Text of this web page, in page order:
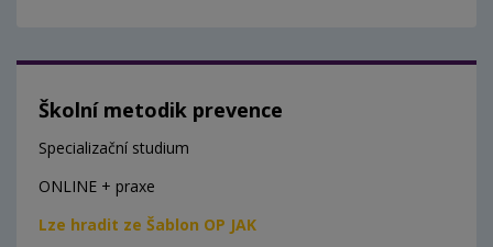
Školní metodik prevence
Specializační studium
ONLINE + praxe
Lze hradit ze Šablon OP JAK